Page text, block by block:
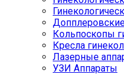
Кольпоскопы
Кресла
Лазерные
УЗИ Аппараты